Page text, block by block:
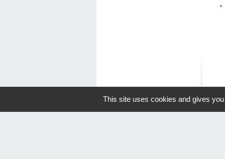
© Camping
This site uses cookies and gives